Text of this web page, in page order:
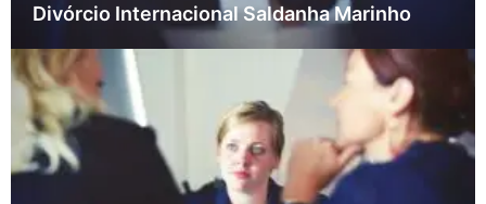
Divórcio Internacional Saldanha Marinho